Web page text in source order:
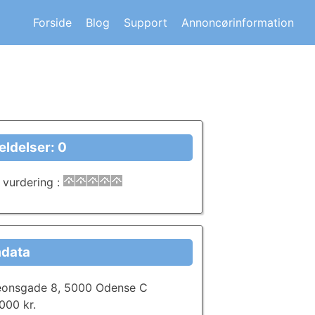
andre huskøberes oplevelser.
Forside Blog Support Annoncørinformation
0
vurdering :
8, 5000 Odense C
kr.